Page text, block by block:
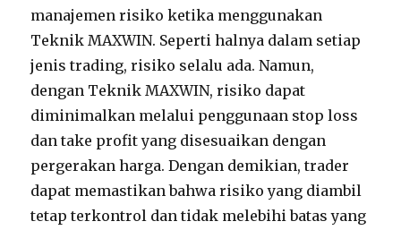
manajemen risiko ketika menggunakan
Teknik MAXWIN. Seperti halnya dalam setiap
jenis trading, risiko selalu ada. Namun,
dengan Teknik MAXWIN, risiko dapat
diminimalkan melalui penggunaan stop loss
dan take profit yang disesuaikan dengan
pergerakan harga. Dengan demikian, trader
dapat memastikan bahwa risiko yang diambil
tetap terkontrol dan tidak melebihi batas yang